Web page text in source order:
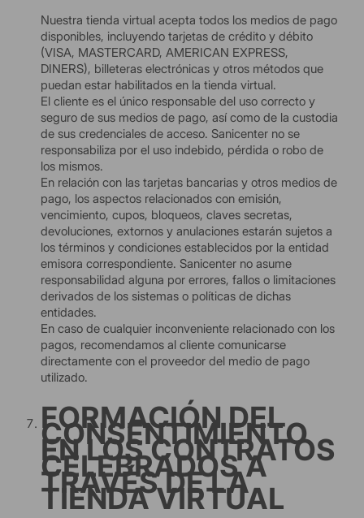
Nuestra tienda virtual acepta todos los medios de pago
disponibles, incluyendo tarjetas de crédito y débito
(VISA, MASTERCARD, AMERICAN EXPRESS,
DINERS), billeteras electrónicas y otros métodos que
puedan estar habilitados en la tienda virtual.
El cliente es el único responsable del uso correcto y
seguro de sus medios de pago, así como de la custodia
de sus credenciales de acceso. Sanicenter no se
responsabiliza por el uso indebido, pérdida o robo de
los mismos.
En relación con las tarjetas bancarias y otros medios de
pago, los aspectos relacionados con emisión,
vencimiento, cupos, bloqueos, claves secretas,
devoluciones, extornos y anulaciones estarán sujetos a
los términos y condiciones establecidos por la entidad
emisora correspondiente. Sanicenter no asume
responsabilidad alguna por errores, fallos o limitaciones
derivados de los sistemas o políticas de dichas
entidades.
En caso de cualquier inconveniente relacionado con los
pagos, recomendamos al cliente comunicarse
directamente con el proveedor del medio de pago
utilizado.
FORMACIÓN DEL
CONSENTIMIENTO
EN LOS CONTRATOS
CELEBRADOS A
TRAVÉS DE LA
TIENDA VIRTUAL